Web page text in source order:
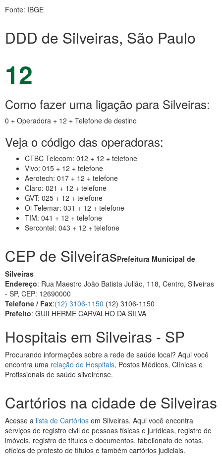
Fonte: IBGE
DDD de Silveiras, São Paulo
12
Como fazer uma ligação para Silveiras:
0 + Operadora + 12 + Telefone de destino
Veja o código das operadoras:
CTBC Telecom: 012 + 12 + telefone
Vivo: 015 + 12 + telefone
Aerotech: 017 + 12 + telefone
Claro: 021 + 12 + telefone
GVT: 025 + 12 + telefone
Oi Telemar: 031 + 12 + telefone
TIM: 041 + 12 + telefone
Sercontel: 043 + 12 + telefone
CEP de SilveirasPrefeitura Municipal de
Silveiras
Endereço: Rua Maestro João Batista Julião, 118, Centro, Silveiras
- SP, CEP: 12690000
Telefone / Fax:(12) 3106-1150 (12) 3106-1150
Prefeito: GUILHERME CARVALHO DA SILVA
Hospitais em Silveiras - SP
Procurando informações sobre a rede de saúde local? Aqui você
encontra uma relação de Hospitais, Postos Médicos, Clínicas e
Profissionais de saúde silveirense.
Cartórios na cidade de Silveiras
Acesse a lista de Cartórios em Silveiras. Aqui você encontra
serviços de registro civil de pessoas físicas e jurídicas, registro de
imóveis, registro de títulos e documentos, tabelionato de notas,
ofícios de protesto de títulos e também cartórios judiciais.